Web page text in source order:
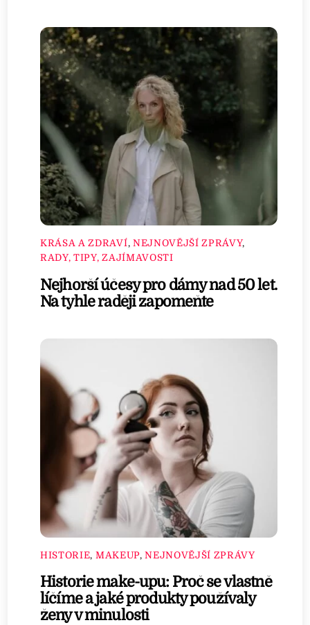
KRÁSA A ZDRAVÍ, NEJNOVĚJŠÍ ZPRÁVY,
RADY, TIPY, ZAJÍMAVOSTI
Nejhorší účesy pro dámy nad 50 let.
Na tyhle raději zapomeňte
HISTORIE, MAKEUP,NEJNOVĚJŠÍ ZPRÁVY
Historie make-upu: Proč se vlastně
líčíme a jaké produkty používaly
ženy v minulosti